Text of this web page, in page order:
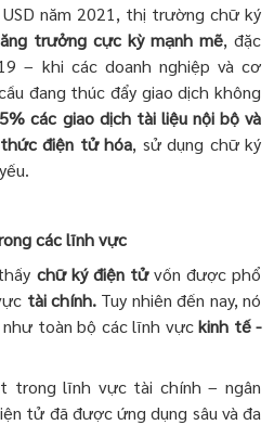
năm 2021, thị trường chữ ký
trưởng cực kỳ mạnh mẽ, đặc
– khi các doanh nghiệp và cơ
đang thúc đẩy giao dịch không
các giao dịch tài liệu nội bộ và
điện tử hóa, sử dụng chữ ký
các lĩnh vực
chữ ký điện tửvốn được phổ
tài chính. Tuy nhiên đến nay, nó
toàn bộ các lĩnh vựckinh tế -
trong lĩnh vực tài chính – ngân
tử đã được ứng dụng sâu và đa